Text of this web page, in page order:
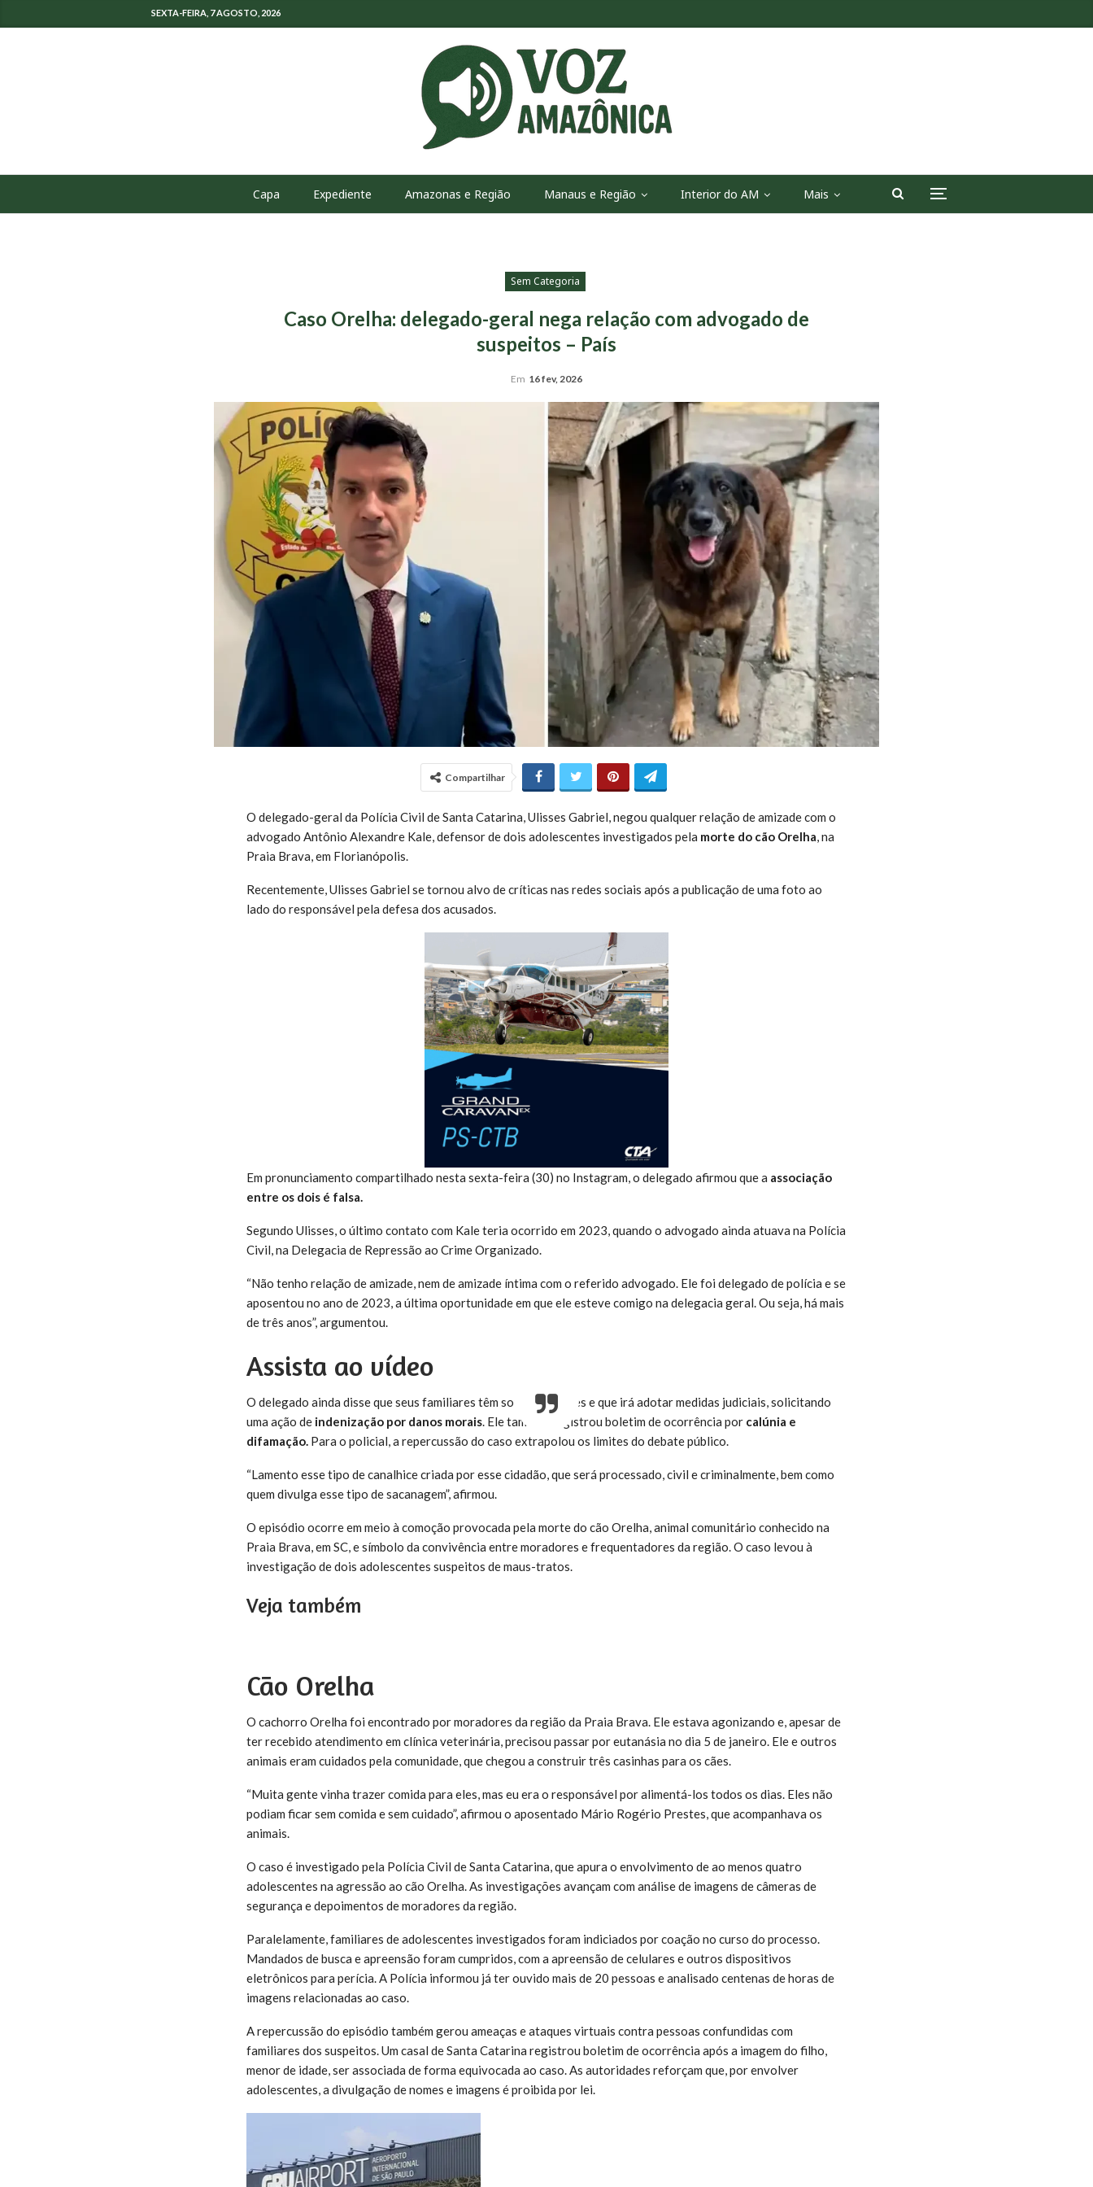
SEXTA-FEIRA, 7 AGOSTO, 2026
Capa Expediente Amazonas e Região Manaus e Região Interior do AM Mais
Sem Categoria
Caso Orelha: delegado-geral nega relação com advogado de
suspeitos – País
Em 16 fev, 2026
Compartilhar
O delegado-geral da Polícia Civil de Santa Catarina, Ulisses Gabriel, negou qualquer relação de amizade com o
advogado Antônio Alexandre Kale, defensor de dois adolescentes investigados pela morte do cão Orelha, na
Praia Brava, em Florianópolis.
Recentemente, Ulisses Gabriel se tornou alvo de críticas nas redes sociais após a publicação de uma foto ao
lado do responsável pela defesa dos acusados.
Em pronunciamento compartilhado nesta sexta-feira (30) no Instagram, o delegado afirmou que a associação
entre os dois é falsa.
Segundo Ulisses, o último contato com Kale teria ocorrido em 2023, quando o advogado ainda atuava na Polícia
Civil, na Delegacia de Repressão ao Crime Organizado.
“Não tenho relação de amizade, nem de amizade íntima com o referido advogado. Ele foi delegado de polícia e se
aposentou no ano de 2023, a última oportunidade em que ele esteve comigo na delegacia geral. Ou seja, há mais
de três anos”, argumentou.
Assista ao vídeo
O delegado ainda disse que seus familiares têm sofrido ataques e que irá adotar medidas judiciais, solicitando
uma ação de indenização por danos morais. Ele também registrou boletim de ocorrência por calúnia e
difamação. Para o policial, a repercussão do caso extrapolou os limites do debate público.
“Lamento esse tipo de canalhice criada por esse cidadão, que será processado, civil e criminalmente, bem como
quem divulga esse tipo de sacanagem”, afirmou.
O episódio ocorre em meio à comoção provocada pela morte do cão Orelha, animal comunitário conhecido na
Praia Brava, em SC, e símbolo da convivência entre moradores e frequentadores da região. O caso levou à
investigação de dois adolescentes suspeitos de maus-tratos.
Veja também
Cão Orelha
O cachorro Orelha foi encontrado por moradores da região da Praia Brava. Ele estava agonizando e, apesar de
ter recebido atendimento em clínica veterinária, precisou passar por eutanásia no dia 5 de janeiro. Ele e outros
animais eram cuidados pela comunidade, que chegou a construir três casinhas para os cães.
“Muita gente vinha trazer comida para eles, mas eu era o responsável por alimentá-los todos os dias. Eles não
podiam ficar sem comida e sem cuidado”, afirmou o aposentado Mário Rogério Prestes, que acompanhava os
animais.
O caso é investigado pela Polícia Civil de Santa Catarina, que apura o envolvimento de ao menos quatro
adolescentes na agressão ao cão Orelha. As investigações avançam com análise de imagens de câmeras de
segurança e depoimentos de moradores da região.
Paralelamente, familiares de adolescentes investigados foram indiciados por coação no curso do processo.
Mandados de busca e apreensão foram cumpridos, com a apreensão de celulares e outros dispositivos
eletrônicos para perícia. A Polícia informou já ter ouvido mais de 20 pessoas e analisado centenas de horas de
imagens relacionadas ao caso.
A repercussão do episódio também gerou ameaças e ataques virtuais contra pessoas confundidas com
familiares dos suspeitos. Um casal de Santa Catarina registrou boletim de ocorrência após a imagem do filho,
menor de idade, ser associada de forma equivocada ao caso. As autoridades reforçam que, por envolver
adolescentes, a divulgação de nomes e imagens é proibida por lei.